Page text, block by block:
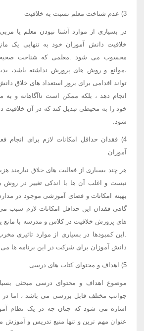
3) عدم شناخت معلم نسبت به خلاقیت
در بسیاری از موارد آشنا نبودن معلم یا
خلاقیت دانش آموزان خود به تنهایی یک
محسوب می شود .معلمی که شناخت
،موانع و روش های پرورش نداشته باشد،
تواند اقدامی برای بروز استعداد های خلاق
انجام دهد ، بلکه ممکن است ناآگاهانه و
خود را به محیطی تبدیل کند که در آن
شود.
4) فقدان حداقل امکانات لازم برای انجام
آموزان
هر چند بسیاری از فعالیت های خلاق نیازمند
نیست و اغلب آن ها با اندکی تغییر در روش
بهینه امکانات و فضای آموزشی موجود در
گاهی فقدان این حداقل امکانات لازم سبب
های پرورش خلاقیت در کلاس و مدرسه با
.این کمبودها در بسیاری از موارد تاثیری
دانش آموزان برای شرکت در این برنامه ها می
5) اهداف و محتوای کتاب های درسی
موضوع اهداف و محتوای درسی مبحثی
جوانب مختلف قابل بررسی می باشد ، اما در
اشاره می شود که چنان چه در یک نظام
عنوان مهم ترین و تنها منبع تدریس و آموزش